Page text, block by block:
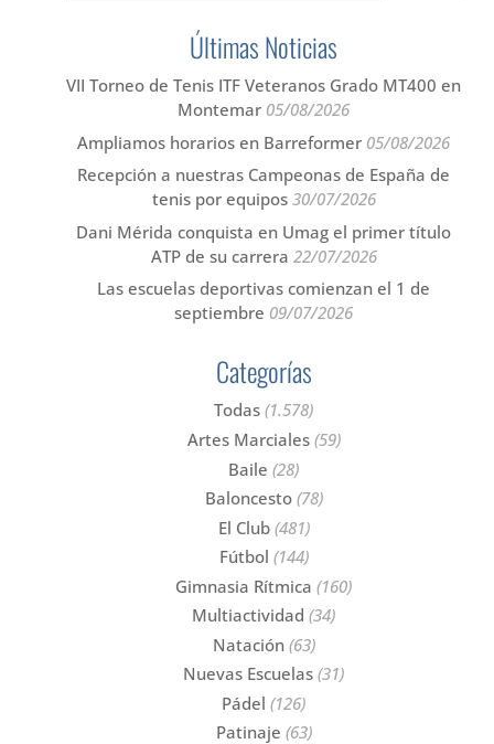
Últimas Noticias
VII Torneo de Tenis ITF Veteranos Grado MT400 en
Montemar 05/08/2026
Ampliamos horarios en Barreformer 05/08/2026
Recepción a nuestras Campeonas de España de
tenis por equipos 30/07/2026
Dani Mérida conquista en Umag el primer título
ATP de su carrera 22/07/2026
Las escuelas deportivas comienzan el 1 de
septiembre 09/07/2026
Categorías
Todas (1.578)
Artes Marciales(59)
Baile (28)
Baloncesto(78)
El Club(481)
Fútbol (144)
Gimnasia Rítmica (160)
Multiactividad (34)
Natación(63)
Nuevas Escuelas (31)
Pádel (126)
Patinaje (63)